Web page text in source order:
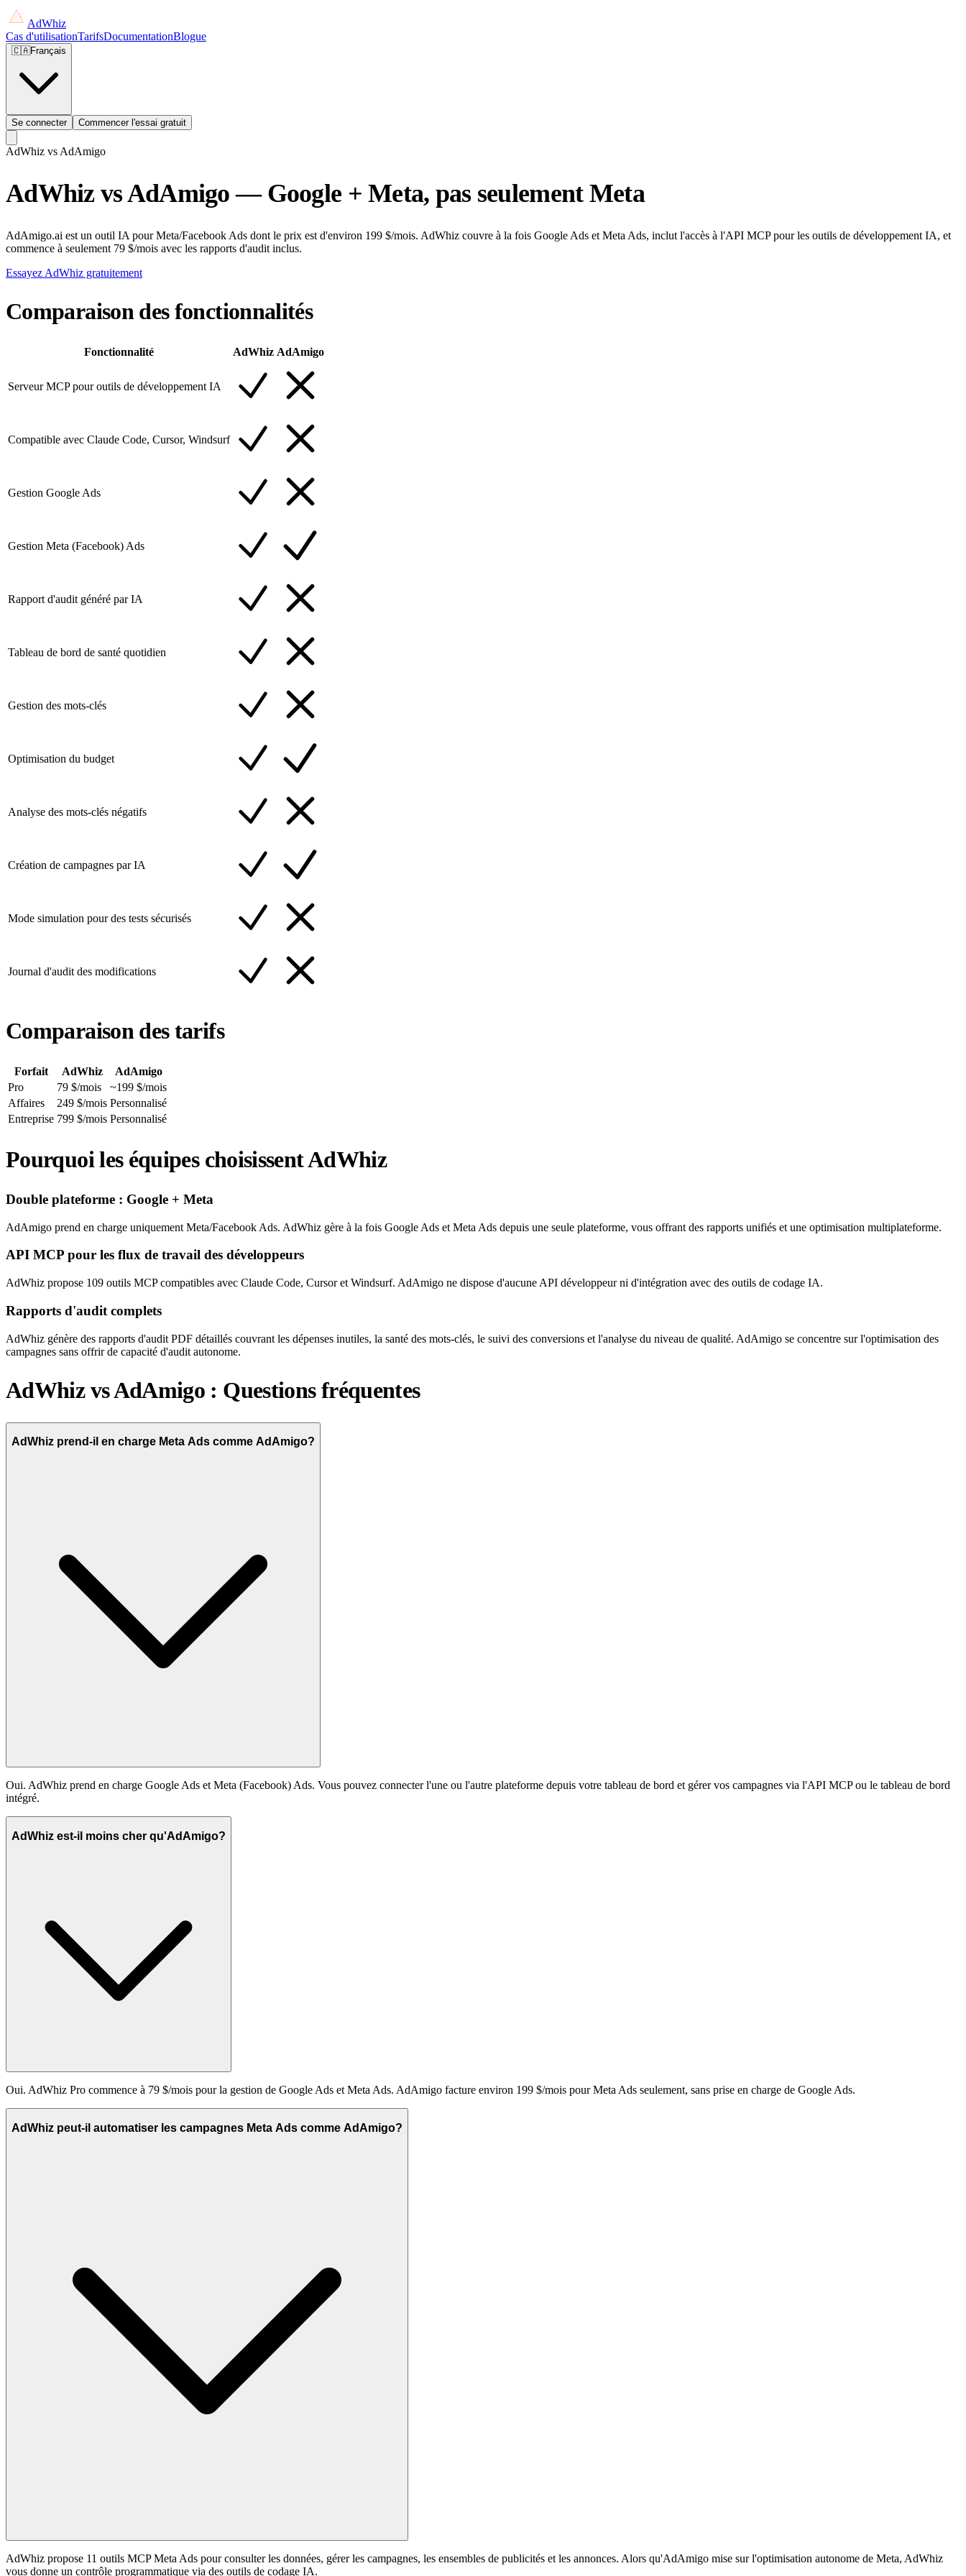
AdWhiz
Cas d'utilisationTarifsDocumentationBlogue
🇨🇦Français
Se connecter Commencer l'essai gratuit
AdWhiz vs AdAmigo
AdWhiz vs AdAmigo — Google + Meta, pas seulement Meta
AdAmigo.ai est un outil IA pour Meta/Facebook Ads dont le prix est d'environ 199 $/mois. AdWhiz couvre à la fois Google Ads et Meta Ads, inclut l'accès à l'API MCP pour les outils de développement IA, et
commence à seulement 79 $/mois avec les rapports d'audit inclus.
Essayez AdWhiz gratuitement
Comparaison des fonctionnalités
Fonctionnalité AdWhiz AdAmigo
Serveur MCP pour outils de développement IA
Compatible avec Claude Code, Cursor, Windsurf
Gestion Google Ads
Gestion Meta (Facebook) Ads
Rapport d'audit généré par IA
Tableau de bord de santé quotidien
Gestion des mots-clés
Optimisation du budget
Analyse des mots-clés négatifs
Création de campagnes par IA
Mode simulation pour des tests sécurisés
Journal d'audit des modifications
Comparaison des tarifs
Forfait AdWhiz
AdAmigo
Pro
79 $/mois
~199 $/mois
Affaires
249 $/mois Personnalisé
Entreprise 799 $/mois Personnalisé
Pourquoi les équipes choisissent AdWhiz
Double plateforme : Google + Meta
AdAmigo prend en charge uniquement Meta/Facebook Ads. AdWhiz gère à la fois Google Ads et Meta Ads depuis une seule plateforme, vous offrant des rapports unifiés et une optimisation multiplateforme.
API MCP pour les flux de travail des développeurs
AdWhiz propose 109 outils MCP compatibles avec Claude Code, Cursor et Windsurf. AdAmigo ne dispose d'aucune API développeur ni d'intégration avec des outils de codage IA.
Rapports d'audit complets
AdWhiz génère des rapports d'audit PDF détaillés couvrant les dépenses inutiles, la santé des mots-clés, le suivi des conversions et l'analyse du niveau de qualité. AdAmigo se concentre sur l'optimisation des
campagnes sans offrir de capacité d'audit autonome.
AdWhiz vs AdAmigo : Questions fréquentes
AdWhiz prend-il en charge Meta Ads comme AdAmigo?
Oui. AdWhiz prend en charge Google Ads et Meta (Facebook) Ads. Vous pouvez connecter l'une ou l'autre plateforme depuis votre tableau de bord et gérer vos campagnes via l'API MCP ou le tableau de bord
intégré.
AdWhiz est-il moins cher qu'AdAmigo?
Oui. AdWhiz Pro commence à 79 $/mois pour la gestion de Google Ads et Meta Ads. AdAmigo facture environ 199 $/mois pour Meta Ads seulement, sans prise en charge de Google Ads.
AdWhiz peut-il automatiser les campagnes Meta Ads comme AdAmigo?
AdWhiz propose 11 outils MCP Meta Ads pour consulter les données, gérer les campagnes, les ensembles de publicités et les annonces. Alors qu'AdAmigo mise sur l'optimisation autonome de Meta, AdWhiz
vous donne un contrôle programmatique via des outils de codage IA.